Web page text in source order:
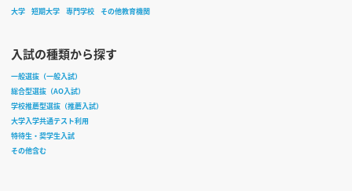
大学 短期大学 専門学校 その他教育機関
入試の種類から探す
一般選抜（一般入試）
総合型選抜（AO入試）
学校推薦型選抜（推薦入試）
大学入学共通テスト利用
特待生・奨学生入試
その他含む